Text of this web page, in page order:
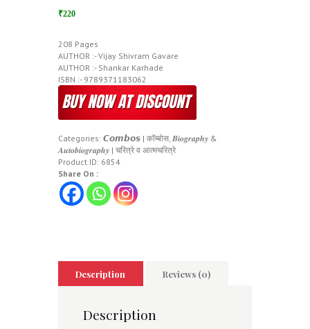
₹220
208 Pages
AUTHOR :- Vijay Shivram Gavare
AUTHOR :- Shankar Karhade
ISBN :- ‎9789371183062
Categories: 𝘾𝙤𝙢𝙗𝙤𝙨 | कॉम्बोस, 𝑩𝒊𝒐𝒈𝒓𝒂𝒑𝒉𝒚 &
𝑨𝒖𝒕𝒐𝒃𝒊𝒐𝒈𝒓𝒂𝒑𝒉𝒚 | चरित्रे व आत्मचरित्रे
Product ID: 6854
Share On :
Description Reviews (0)
Description